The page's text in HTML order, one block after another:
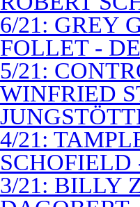
6/21: GREY
FOLLET -
5/21:
WINFRIED
4/21:
3/21: BILLY